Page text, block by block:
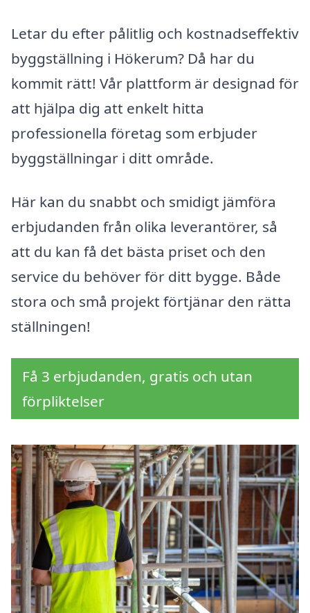
Letar du efter pålitlig och kostnadseffektiv
byggställning i Hökerum? Då har du
kommit rätt! Vår plattform är designad för
att hjälpa dig att enkelt hitta
professionella företag som erbjuder
byggställningar i ditt område.
Här kan du snabbt och smidigt jämföra
erbjudanden från olika leverantörer, så
att du kan få det bästa priset och den
service du behöver för ditt bygge. Både
stora och små projekt förtjänar den rätta
ställningen!
Få 3 erbjudanden, gratis och utan
förpliktelser